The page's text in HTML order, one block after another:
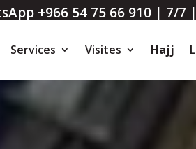
+966 54 75 66 910 | 7/7
Services Visites Hajj